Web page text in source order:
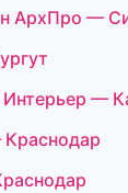
АрхПро —
—